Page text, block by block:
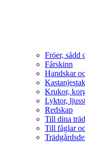
Fröer, sådd
Fårskinn
Handskar
Krukor,
Lyktor,
Redskap
Till dina
Till fåglar